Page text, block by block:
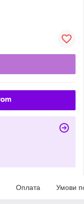
Оплата Умови